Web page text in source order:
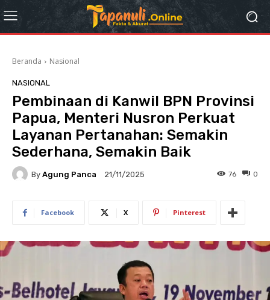
Beranda Nasional
NASIONAL
Pembinaan di Kanwil BPN Provinsi
Papua, Menteri Nusron Perkuat
Layanan Pertanahan: Semakin
Sederhana, Semakin Baik
By Agung Panca 21/11/2025 0
76
Facebook X Pinterest